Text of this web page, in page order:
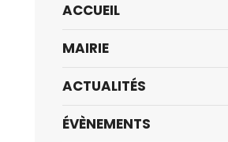
ACCUEIL
MAIRIE
ACTUALITÉS
ÉVÈNEMENTS